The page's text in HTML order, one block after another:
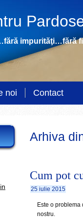
impurităţi…fără
noi Contact
Arhiva
Cum pot
25 iulie 2015
Este o problema
nostru.